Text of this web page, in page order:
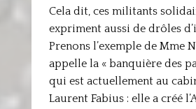
Cela dit, ces militants
expriment aussi de drôles
Prenons l’exemple de Mme
appelle la « banquière des
qui est actuellement au
Laurent Fabius : elle a créé